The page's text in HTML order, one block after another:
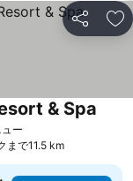
シェア お
ー
& Spa
まで11.5 km